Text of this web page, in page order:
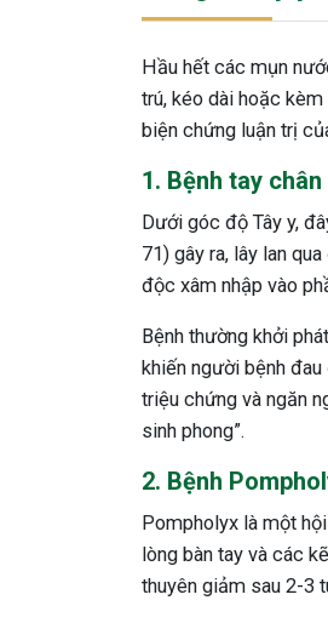
Hầu hết các mụn
trú, kéo dài hoặc
biện chứng luận trị
1. Bệnh tay
Dưới góc độ Tây y,
71) gây ra, lây lan
độc xâm nhập vào
Bệnh thường khởi
khiến người bệnh
triệu chứng và ngăn
sinh phong”.
2. Bệnh
Pompholyx là một
lòng bàn tay và các
thuyên giảm sau 2-3